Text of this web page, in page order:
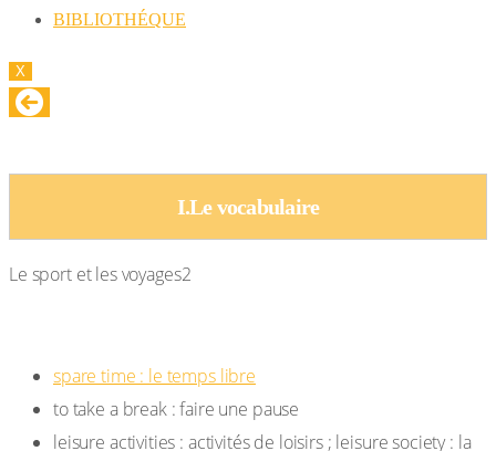
BIBLIOTHÉQUE
X
I.Le vocabulaire
Le sport et les voyages2
spare time : le temps libre
to take a break : faire une pause
leisure activities : activités de loisirs ; leisure society : la